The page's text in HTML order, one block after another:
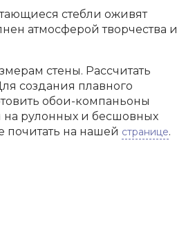
стебли оживят
атмосферой творчества и
стены. Рассчитать
создания плавного
обои-компаньоны
на рулонных и бесшовных
почитать на нашей странице.